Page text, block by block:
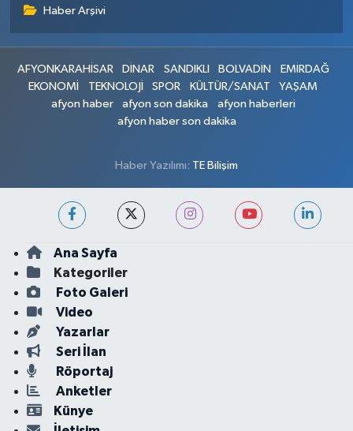
Haber Arşivi
AFYONKARAHİSAR DİNAR SANDIKLI BOLVADİN
EMİRDAĞ
EKONOMİ
TEKNOLOJİ SPOR KÜLTÜR/SANAT
YAŞAM
afyon haber
afyon son dakika
afyon haberleri
afyon haber son dakika
Haber Yazılımı: TE Bilişim
Ana Sayfa
Kategoriler
Foto Galeri
Video
Yazarlar
Seri İlan
Röportaj
Anketler
Künye